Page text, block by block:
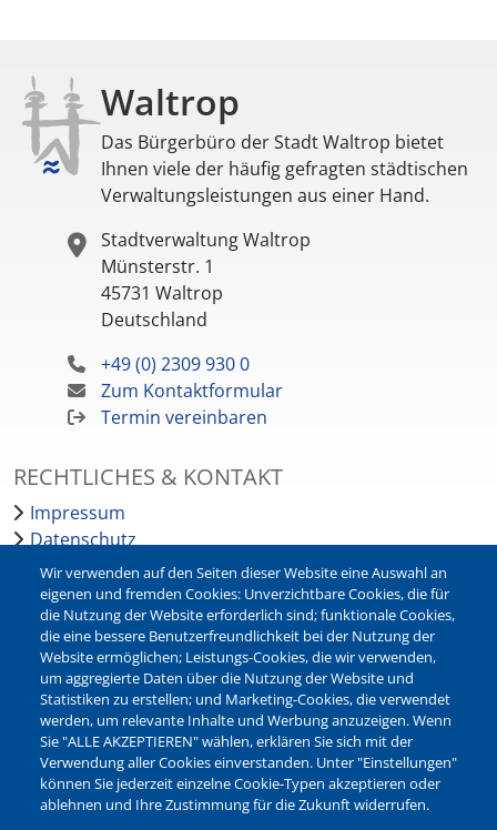
Waltrop
Das Bürgerbüro der Stadt Waltrop bietet
Ihnen viele der häufig gefragten städtischen
Verwaltungsleistungen aus einer Hand.
Stadtverwaltung Waltrop
Münsterstr. 1
45731 Waltrop
Deutschland
+49 (0) 2309 930 0
Zum Kontaktformular
Termin vereinbaren
RECHTLICHES & KONTAKT
Impressum
Datenschutz
Barrierefreiheit
Leichte Sprache
Bankverbindungen
Pressestelle
Kontakt
NEWSLETTER
Jetzt die verschiedenen Newsletter der Stadt Waltrop
abonnieren:
Wir verwenden auf den Seiten dieser Website eine Auswahl an
eigenen und fremden Cookies: Unverzichtbare Cookies, die für
die Nutzung der Website erforderlich sind; funktionale Cookies,
die eine bessere Benutzerfreundlichkeit bei der Nutzung der
Website ermöglichen; Leistungs-Cookies, die wir verwenden,
um aggregierte Daten über die Nutzung der Website und
Statistiken zu erstellen; und Marketing-Cookies, die verwendet
werden, um relevante Inhalte und Werbung anzuzeigen. Wenn
Sie "ALLE AKZEPTIEREN" wählen, erklären Sie sich mit der
Verwendung aller Cookies einverstanden. Unter "Einstellungen"
können Sie jederzeit einzelne Cookie-Typen akzeptieren oder
ablehnen und Ihre Zustimmung für die Zukunft widerrufen.